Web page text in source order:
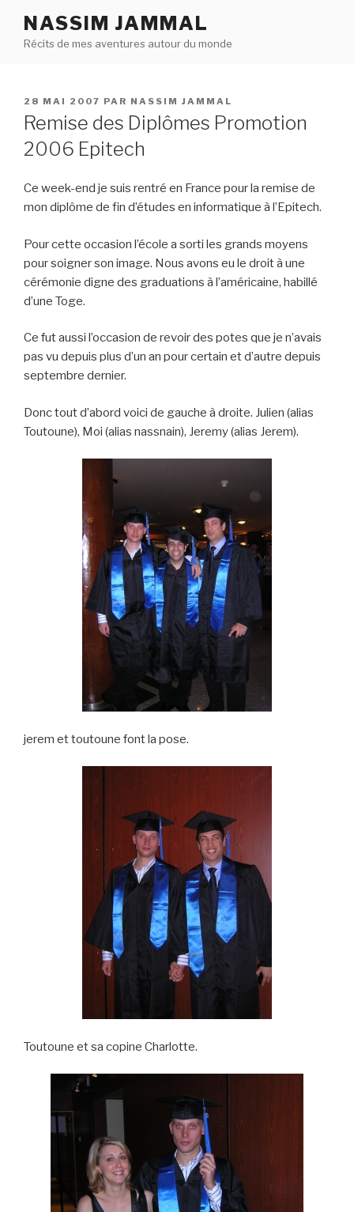
contenu
NASSIM JAMMAL
Récits de mes aventures autour du monde
PUBLIÉ
LE
28 MAI 2007 PAR NASSIM JAMMAL
Remise des Diplômes Promotion
2006 Epitech
Ce week-end je suis rentré en France pour la remise de
mon diplôme de fin d’études en informatique à l’Epitech.
Pour cette occasion l’école a sorti les grands moyens
pour soigner son image. Nous avons eu le droit à une
cérémonie digne des graduations à l’américaine, habillé
d’une Toge.
Ce fut aussi l’occasion de revoir des potes que je n’avais
pas vu depuis plus d’un an pour certain et d’autre depuis
septembre dernier.
Donc tout d’abord voici de gauche à droite. Julien (alias
Toutoune), Moi (alias nassnain), Jeremy (alias Jerem).
jerem et toutoune font la pose.
Toutoune et sa copine Charlotte.